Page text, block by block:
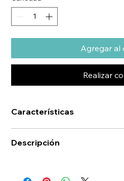
Agregar al
Realizar
Características
Descripción